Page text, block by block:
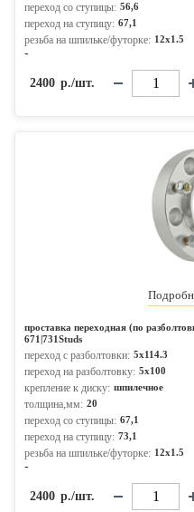
переход со ступицы: 56,6
переход на ступицу: 67,1
резьба на шпильке/футорке: 12x1.5
-
2400 р./шт.
проставка переходная (по
671|731Studs
переход с разболтовки: 5x114.3
переход на разболтовку: 5x100
крепление к диску: шпилечное
толщина,мм: 20
переход со ступицы: 67,1
переход на ступицу: 73,1
резьба на шпильке/футорке: 12x1.5
-
2400 р./шт.